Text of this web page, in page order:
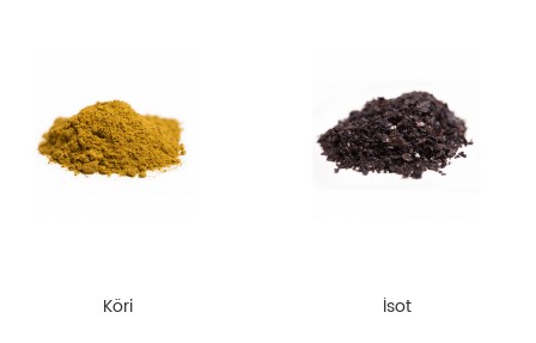
Köri İsot